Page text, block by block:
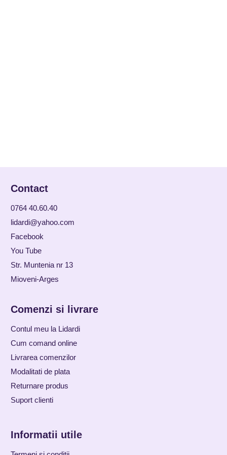
Contact
0764 40.60.40
lidardi@yahoo.com
Facebook
You Tube
Str. Muntenia nr 13
Mioveni-Arges
Comenzi si livrare
Contul meu la Lidardi
Cum comand online
Livrarea comenzilor
Modalitati de plata
Returnare produs
Suport clienti
Informatii utile